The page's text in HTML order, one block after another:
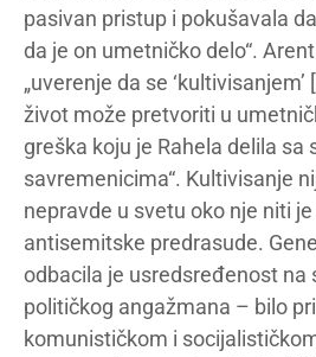
pasivan pristup i pokušavala
da je on umetničko delo“.
„uverenje da se
život može pretvoriti u
greška koju je Rahela delila sa
savremenicima“. Kultivisanje
nepravde u svetu oko nje niti
antisemitske predrasude.
odbacila je usredsređenost na
političkog angažmana – bilo
komunističkom i